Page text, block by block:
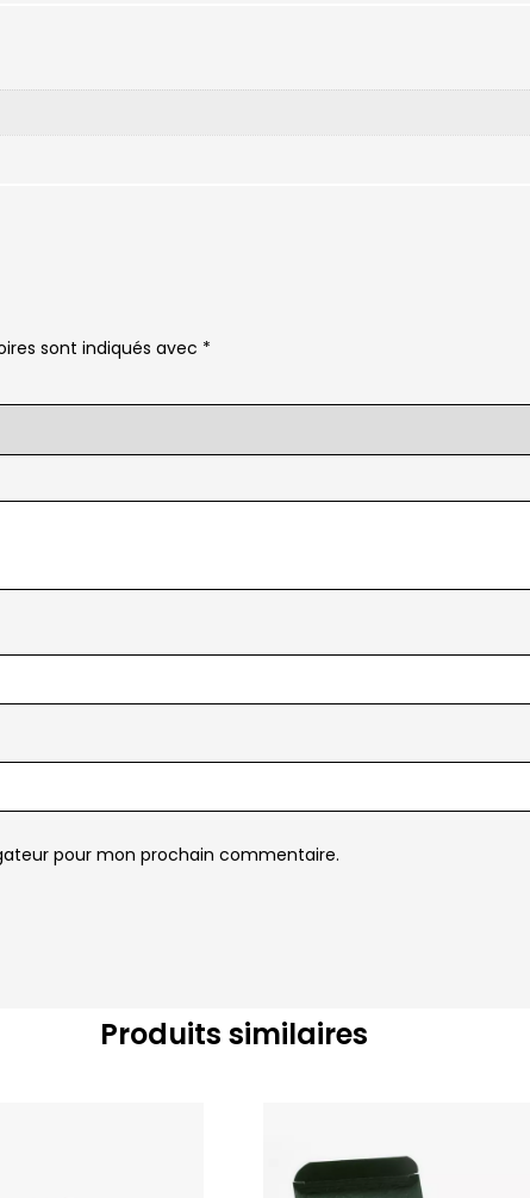
sont indiqués avec *
pour mon prochain commentaire.
Produits similaires